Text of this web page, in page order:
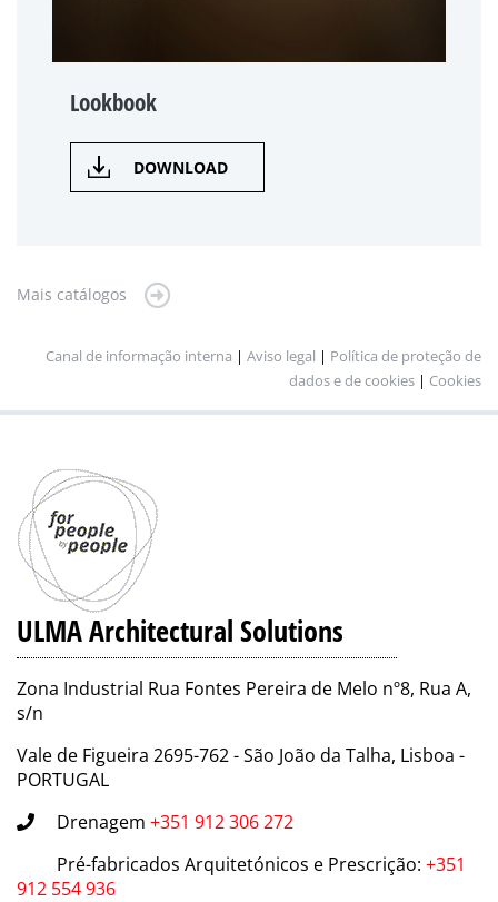
Lookbook
DOWNLOAD
Mais catálogos
Canal de informação interna | Aviso legal | Política de proteção de
dados e de cookies | Cookies
ULMA Architectural Solutions
Zona Industrial Rua Fontes Pereira de Melo nº8, Rua A,
s/n
Vale de Figueira 2695-762 - São João da Talha, Lisboa -
PORTUGAL
Drenagem +351 912 306 272
Pré-fabricados Arquitetónicos e Prescrição: +351
912 554 936